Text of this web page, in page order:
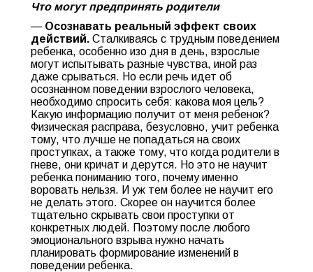
Что могут предпринять родители
— Осознавать реальный эффект своих
действий. Сталкиваясь с трудным поведением
ребенка, особенно изо дня в день, взрослые
могут испытывать разные чувства, иной раз
даже срываться. Но если речь идет об
осознанном поведении взрослого человека,
необходимо спросить себя: какова моя цель?
Какую информацию получит от меня ребенок?
Физическая расправа, безусловно, учит ребенка
тому, что лучше не попадаться на своих
проступках, а также тому, что когда родители в
гневе, они кричат и дерутся. Но это не научит
ребенка пониманию того, почему именно
воровать нельзя. И уж тем более не научит его
не делать этого. Скорее он научится более
тщательно скрывать свои проступки от
конкретных людей. Поэтому после любого
эмоционального взрыва нужно начать
планировать формирование изменений в
поведении ребенка.